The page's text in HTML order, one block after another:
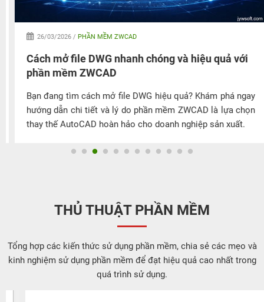
26/03/2026 /PHẦN MỀM ZWCAD
Cách mở file DWG nhanh chóng và hiệu quả với
phần mềm ZWCAD
Bạn đang tìm cách mở file DWG hiệu quả? Khám phá ngay
hướng dẫn chi tiết và lý do phần mềm ZWCAD là lựa chọn
thay thế AutoCAD hoàn hảo cho doanh nghiệp sản xuất.
THỦ THUẬT PHẦN MỀM
Tổng hợp các kiến thức sử dụng phần mềm, chia sẻ các mẹo và
kinh nghiệm sử dụng phần mềm để đạt hiệu quả cao nhất trong
quá trình sử dụng.